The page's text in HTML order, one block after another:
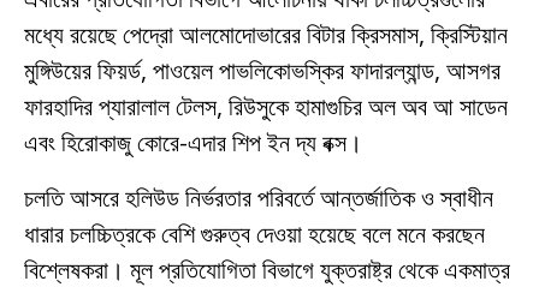
মধ্যে রয়েছে পেদ্রো আলমোদোভারের বিটার ক্রিসমাস, ক্রিস্টিয়ান
মুঙ্গিউয়ের ফিয়র্ড, পাওয়েল পাভলিকোভস্কির ফাদারল্যান্ড, আসগর
ফারহাদির প্যারালাল টেলস, রিউসুকে হামাগুচির অল অব আ সাডেন
এবং হিরোকাজু কোরে-এদার শিপ ইন দ্য বক্স।
চলতি আসরে হলিউড নির্ভরতার পরিবর্তে আন্তর্জাতিক ও স্বাধীন
ধারার চলচ্চিত্রকে বেশি গুরুত্ব দেওয়া হয়েছে বলে মনে করছেন
বিশ্লেষকরা। মূল প্রতিযোগিতা বিভাগে যুক্তরাষ্ট্র থেকে একমাত্র